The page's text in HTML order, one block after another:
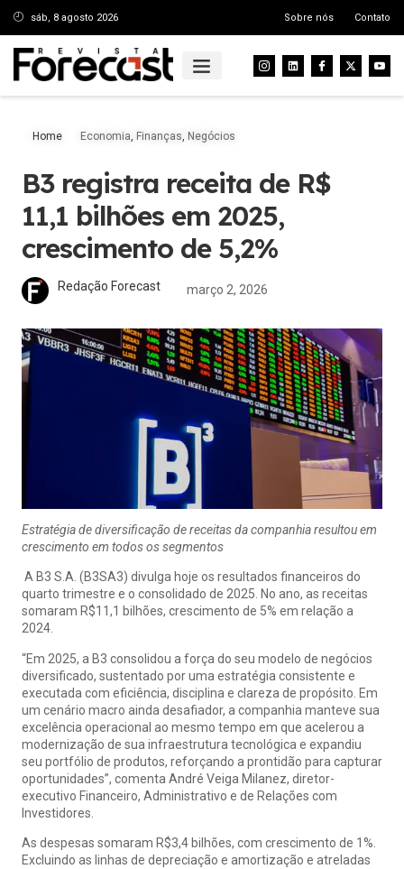
sáb, 8 agosto 2026 Sobre nós Contato
Home Economia, Finanças, Negócios
B3 registra receita de R$
11,1 bilhões em 2025,
crescimento de 5,2%
Redação Forecast março 2, 2026
Estratégia de diversificação de receitas da companhia resultou em
crescimento em todos os segmentos
A B3 S.A. (B3SA3) divulga hoje os resultados financeiros do
quarto trimestre e o consolidado de 2025. No ano, as receitas
somaram R$11,1 bilhões, crescimento de 5% em relação a
2024.
“Em 2025, a B3 consolidou a força do seu modelo de negócios
diversificado, sustentado por uma estratégia consistente e
executada com eficiência, disciplina e clareza de propósito. Em
um cenário macro ainda desafiador, a companhia manteve sua
excelência operacional ao mesmo tempo em que acelerou a
modernização de sua infraestrutura tecnológica e expandiu
seu portfólio de produtos, reforçando a prontidão para capturar
oportunidades”, comenta André Veiga Milanez, diretor-
executivo Financeiro, Administrativo e de Relações com
Investidores.
As despesas somaram R$3,4 bilhões, com crescimento de 1%.
Excluindo as linhas de depreciação e amortização e atreladas